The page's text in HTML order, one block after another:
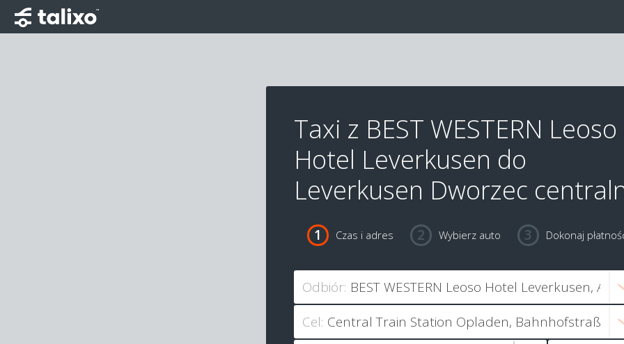
Taxi z BEST WESTERN Leoso
Hotel Leverkusen do
Leverkusen Dworzec
Czas i adres Wybierz auto Dokonaj
Odbiór:
Cel: